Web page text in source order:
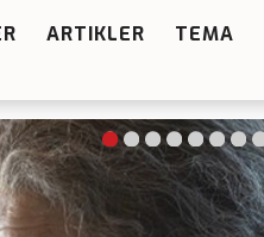
ARTIKLER TEMA